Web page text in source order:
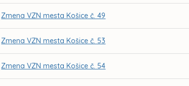
Zmena VZN mesta Košice č. 49
Zmena VZN mesta Košice č. 53
Zmena VZN mesta Košice č. 54